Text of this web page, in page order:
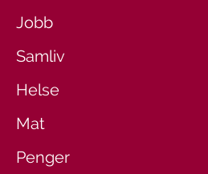
Jobb
Samliv
Helse
Mat
Penger